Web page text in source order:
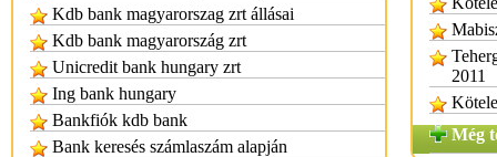
Kdb bank magyarorszag zrt állásai
Kdb bank magyarország zrt
Unicredit bank hungary zrt
Ing bank hungary
Bankfiók kdb bank
Bank keresés számlaszám alapján
2011
Még